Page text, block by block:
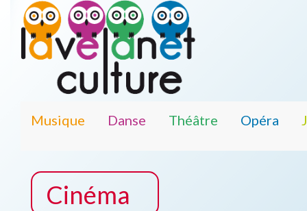
Musique Danse Théâtre Opéra
Cinéma